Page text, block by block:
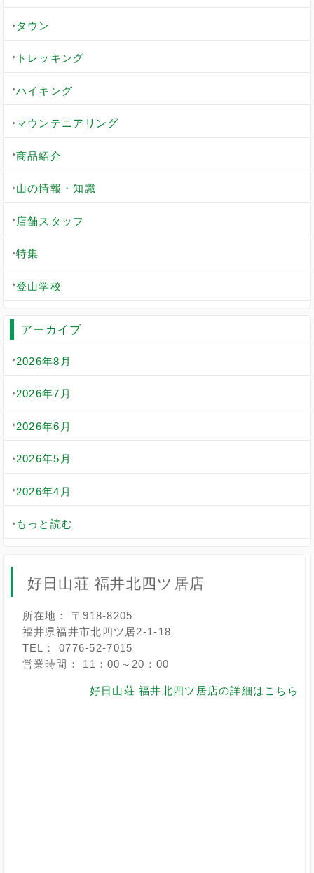
タウン
トレッキング
ハイキング
マウンテニアリング
商品紹介
山の情報・知識
店舗スタッフ
特集
登山学校
アーカイブ
2026年8月
2026年7月
2026年6月
2026年5月
2026年4月
もっと読む
好日山荘 福井北四ツ居店
所在地： 〒918-8205
福井県福井市北四ツ居2-1-18
TEL： 0776-52-7015
営業時間： 11：00～20：00
好日山荘 福井北四ツ居店の詳細はこちら